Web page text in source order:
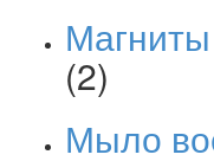
(2)
Мыло